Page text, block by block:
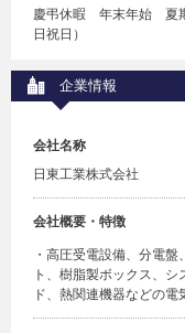
慶弔休暇 年末年始 夏
日祝日）
企業情報
会社名称
日東工業株式会社
会社概要・特徴
・高圧受電設備、分電
ト、樹脂製ボックス、
ド、熱関連機器などの